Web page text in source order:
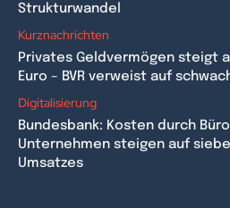
Strukturwandel
Kurznachrichten
Privates Geldvermögen steigt
Euro – BVR verweist auf
Digitalisierung
Bundesbank: Kosten durch
Unternehmen steigen auf
Umsatzes